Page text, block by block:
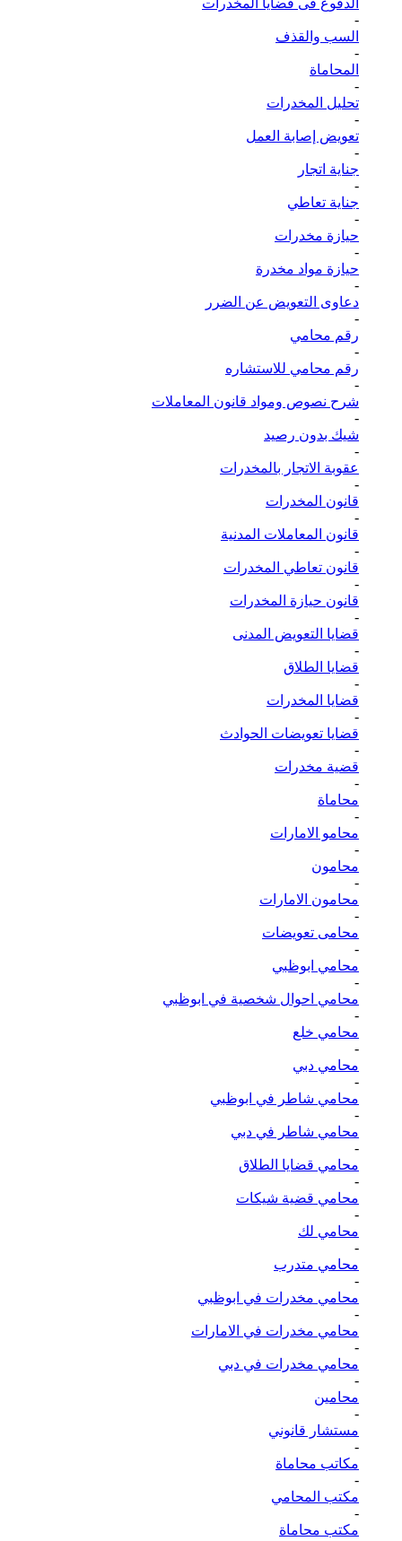
-
السب والقذف
-
المحاماة
-
تحليل المخدرات
-
تعويض إصابة العمل
-
جناية اتجار
-
جناية تعاطي
-
حيازة مخدرات
-
حيازة مواد مخدرة
-
دعاوى التعويض عن الضرر
-
رقم محامي
-
رقم محامي للاستشاره
-
شرح نصوص ومواد قانون المعاملات
-
شيك بدون رصيد
-
عقوبة الاتجار بالمخدرات
-
قانون المخدرات
-
قانون المعاملات المدنية
-
قانون تعاطي المخدرات
-
قانون حيازة المخدرات
-
قضايا التعويض المدنى
-
قضايا الطلاق
-
قضايا المخدرات
-
قضايا تعويضات الحوادث
-
قضية مخدرات
-
محاماة
-
محامو الامارات
-
محامون
-
محامون الامارات
-
محامى تعويضات
-
محامي ابوظبي
-
محامي احوال شخصية في ابوظبي
-
محامي خلع
-
محامي دبي
-
محامي شاطر في ابوظبي
-
محامي شاطر في دبي
-
محامي قضايا الطلاق
-
محامي قضية شيكات
-
محامي لك
-
محامي متدرب
-
محامي مخدرات في ابوظبي
-
محامي مخدرات في الامارات
-
محامي مخدرات في دبي
-
محامين
-
مستشار قانوني
-
مكاتب محاماة
-
مكتب المحامي
-
مكتب محاماة